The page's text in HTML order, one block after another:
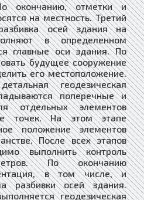
окончанию, отметки и
на местность. Третий
осей здания на
в определенном
главные оси здания. По
будущее сооружение
его местоположение.
геодезическая
поперечные и
отдельных элементов
точек. На этом этапе
положение элементов
После всех этапов
выполнить контроль
По окончанию
в том числе, и
разбивки осей здания.
геодезическая